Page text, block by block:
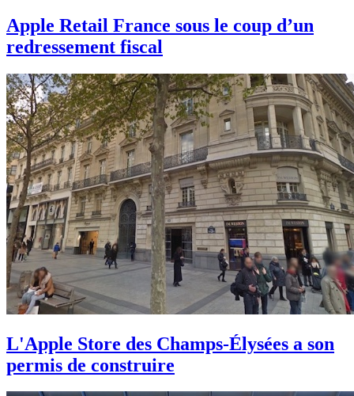
Apple Retail France sous le coup d’un
redressement fiscal
L'Apple Store des Champs-Élysées a son
permis de construire